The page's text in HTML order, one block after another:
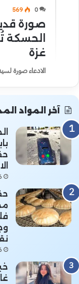
0
569
صورة
الحسكة
غزة
الادعاء صورة
آخر المواد